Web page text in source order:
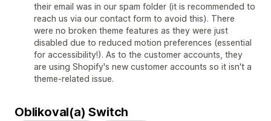
their email was in our spam folder (it is recommended to
reach us via our contact form to avoid this). There
were no broken theme features as they were just
disabled due to reduced motion preferences (essential
for accessibility!). As to the customer accounts, they
are using Shopify's new customer accounts so it isn't a
theme-related issue.
Oblikoval(a) Switch